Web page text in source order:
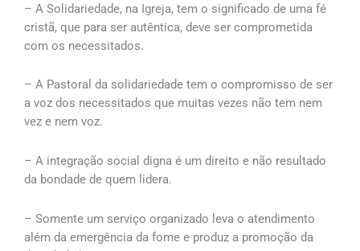
– A Solidariedade, na Igreja, tem o significado de uma fé
cristã, que para ser autêntica, deve ser comprometida
com os necessitados.
– A Pastoral da solidariedade tem o compromisso de ser
a voz dos necessitados que muitas vezes não tem nem
vez e nem voz.
– A integração social digna é um direito e não resultado
da bondade de quem lidera.
– Somente um serviço organizado leva o atendimento
além da emergência da fome e produz a promoção da